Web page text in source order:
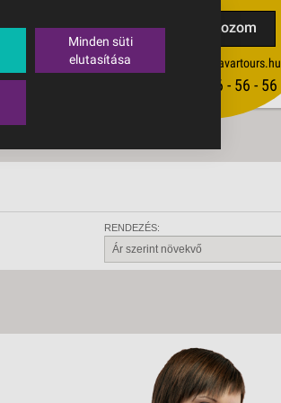
Feliratkozom
ertekesites@budavartours.hu
(+36­ 1) 3 - 56 - 56 - 56
TIPPEK
RENDEZÉS:
Ár szerint növekvő
Minden süti
elutasítása